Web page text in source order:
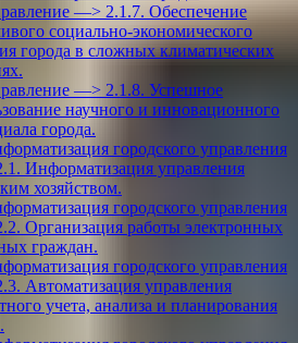
—> 2.1.7. Обеспечение
социально-экономического
города в сложных климатических
—> 2.1.8. Успешное
научного и инновационного
города.
городского управления
Информатизация управления
хозяйством.
городского управления
Организация работы электронных
граждан.
городского управления
Автоматизация управления
учета, анализа и планирования